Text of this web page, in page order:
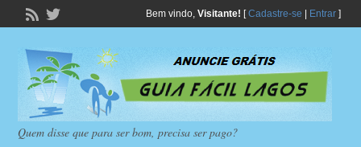
Bem vindo, Visitante! [Cadastre-se Entrar]
Quem disse que para ser bom, precisa ser pago?